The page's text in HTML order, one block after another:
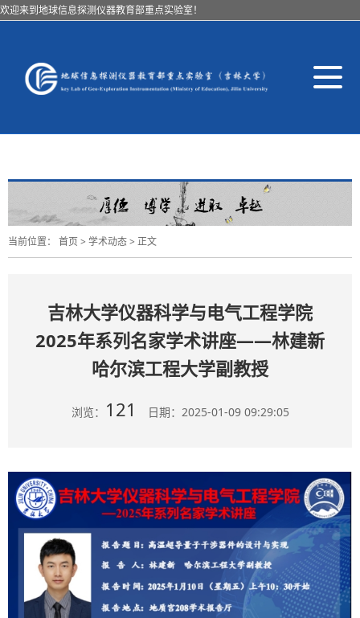
欢迎来到地球信息探测仪器教育部重点实验室！
导
航
换
当前位置： 首页> 学术动态> 正文
吉林大学仪器科学与电气工程学院
2025年系列名家学术讲座——林建新
哈尔滨工程大学副教授
浏览： 121 日期：2025-01-09 09:29:05